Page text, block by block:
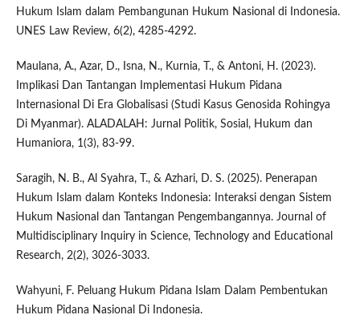
Hukum Islam dalam Pembangunan Hukum Nasional di Indonesia.
UNES Law Review, 6(2), 4285-4292.
Maulana, A., Azar, D., Isna, N., Kurnia, T., & Antoni, H. (2023).
Implikasi Dan Tantangan Implementasi Hukum Pidana
Internasional Di Era Globalisasi (Studi Kasus Genosida Rohingya
Di Myanmar). ALADALAH: Jurnal Politik, Sosial, Hukum dan
Humaniora, 1(3), 83-99.
Saragih, N. B., Al Syahra, T., & Azhari, D. S. (2025). Penerapan
Hukum Islam dalam Konteks Indonesia: Interaksi dengan Sistem
Hukum Nasional dan Tantangan Pengembangannya. Journal of
Multidisciplinary Inquiry in Science, Technology and Educational
Research, 2(2), 3026-3033.
Wahyuni, F. Peluang Hukum Pidana Islam Dalam Pembentukan
Hukum Pidana Nasional Di Indonesia.